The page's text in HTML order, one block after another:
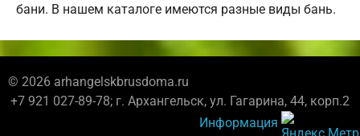
бани. В нашем каталоге имеются разные виды бань.
© 2026 arhangelskbrusdoma.ru
+7 921 027-89-78; г. Архангельск, ул. Гагарина, 44, корп.2
Информация